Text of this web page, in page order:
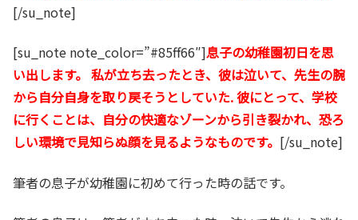
[/su_note]
[su_note note_color=”#85ff66″]息子の幼稚園初日を思
い出します。 私が立ち去ったとき、彼は泣いて、先生の腕
から自分自身を取り戻そうとしていた. 彼にとって、学校
に行くことは、自分の快適なゾーンから引き裂かれ、恐ろ
しい環境で見知らぬ顔を見るようなものです。 [/su_note]
筆者の息子が幼稚園に初めて行った時の話です。